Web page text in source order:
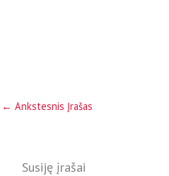
← Ankstesnis Įrašas
Susiję įrašai